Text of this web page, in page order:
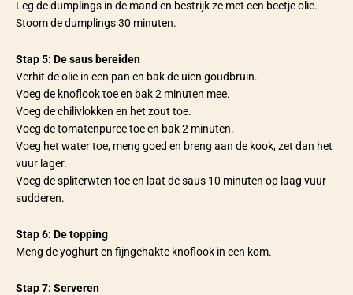
Leg de dumplings in de mand en bestrijk ze met een beetje olie.
Stoom de dumplings 30 minuten.
Stap 5: De saus bereiden
Verhit de olie in een pan en bak de uien goudbruin.
Voeg de knoflook toe en bak 2 minuten mee.
Voeg de chilivlokken en het zout toe.
Voeg de tomatenpuree toe en bak 2 minuten.
Voeg het water toe, meng goed en breng aan de kook, zet dan het
vuur lager.
Voeg de spliterwten toe en laat de saus 10 minuten op laag vuur
sudderen.
Stap 6: De topping
Meng de yoghurt en fijngehakte knoflook in een kom.
Stap 7: Serveren